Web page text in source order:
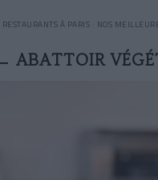
RESTAURANTS À PARIS : NOS
ABATTOIR